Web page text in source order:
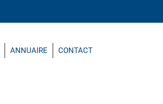
ANNUAIRE CONTACT